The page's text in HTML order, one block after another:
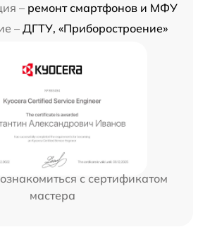
– ремонт смартфонов и МФУ
– ДГТУ, «Приборостроение»
с сертификатом
мастера